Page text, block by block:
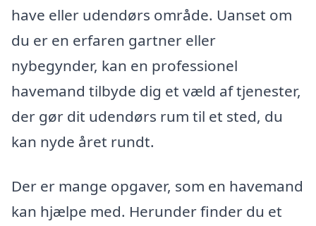
have eller udendørs område. Uanset om
du er en erfaren gartner eller
nybegynder, kan en professionel
havemand tilbyde dig et væld af tjenester,
der gør dit udendørs rum til et sted, du
kan nyde året rundt.
Der er mange opgaver, som en havemand
kan hjælpe med. Herunder finder du et